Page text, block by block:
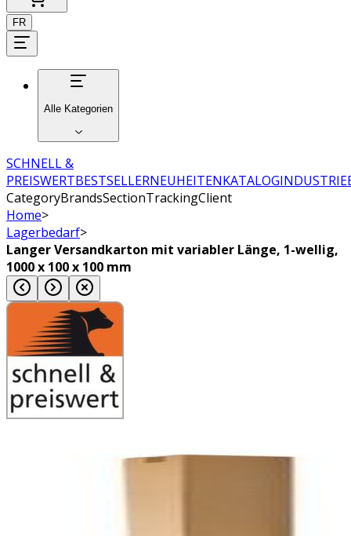
FR
Alle Kategorien
SCHNELL &
PREISWERTBESTSELLERNEUHEITENKATALOG
CategoryBrandsSectionTrackingClient
Home>
Lagerbedarf>
Langer Versandkarton mit variabler Länge, 1-wellig,
1000 x 100 x 100 mm